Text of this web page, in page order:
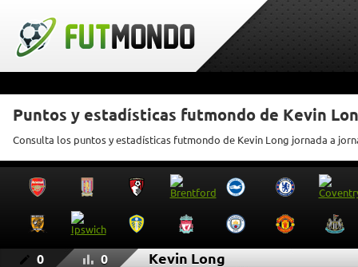
Puntos y estadísticas futmondo de Kevin
Consulta los puntos y estadísticas futmondo de Kevin Long jornada a
0 0 Kevin Long